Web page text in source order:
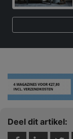
Deel dit artikel: